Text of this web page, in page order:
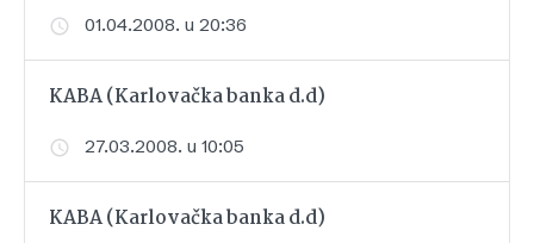
01.04.2008. u 20:36
KABA (Karlovačka banka d.d)
27.03.2008. u 10:05
KABA (Karlovačka banka d.d)